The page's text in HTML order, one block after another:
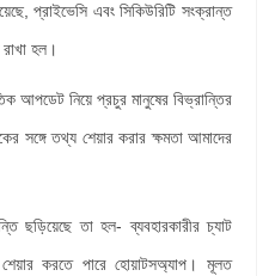
প্রাইভেসি এবং সিকিউরিটি সংক্রান্ত
হল।
আপডেট নিয়ে প্রচুর মানুষের বিভ্রান্তির
সঙ্গে তথ্য শেয়ার করার ক্ষমতা আমাদের
ছড়িয়েছে তা হল- ব্যবহারকারীর চ্যাট
করতে পারে হোয়াটসঅ্যাপ। মূলত